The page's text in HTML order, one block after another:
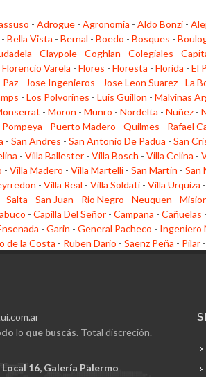
- Adrogue - Agronomia - Aldo Bonzi -
- Bella Vista - Bernal - Boedo - Bosques -
- Claypole - Coghlan - Colegiales -
Florencio Varela - Flores - Floresta - Florida - El
Paz - Jose Ingenieros - Jose Leon Suarez - La
- Los Polvorines - Luis Guillon - Malvinas
- Moron - Munro - Nordelta - Nuñez -
Pompeya - Puerto Madero - Quilmes - Rafael
- San Andres - San Antonio De Padua - San
- Villa Ballester - Villa Bosch - Villa Celina -
- Villa Madero - Villa Martelli - San Martin - San
- Villa Real - Villa Soldati - Villa Urquiza -
- Salta - San Juan - Rio Negro - Neuquen -
- Capilla Del Señor - Campana - Cañuelas -
- Garin - General Pacheco - Ingeniero
de la Costa - Ruben Dario - Saenz Peña - Pilar -
lo que buscás. Total discreción.
Local 16, Galería Palermo